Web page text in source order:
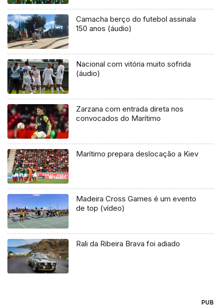
Camacha berço do futebol assinala
150 anos (áudio)
Nacional com vitória muito sofrida
(áudio)
Zarzana com entrada direta nos
convocados do Marítimo
Marítimo prepara deslocação a Kiev
Madeira Cross Games é um evento
de top (vídeo)
Rali da Ribeira Brava foi adiado
PUB